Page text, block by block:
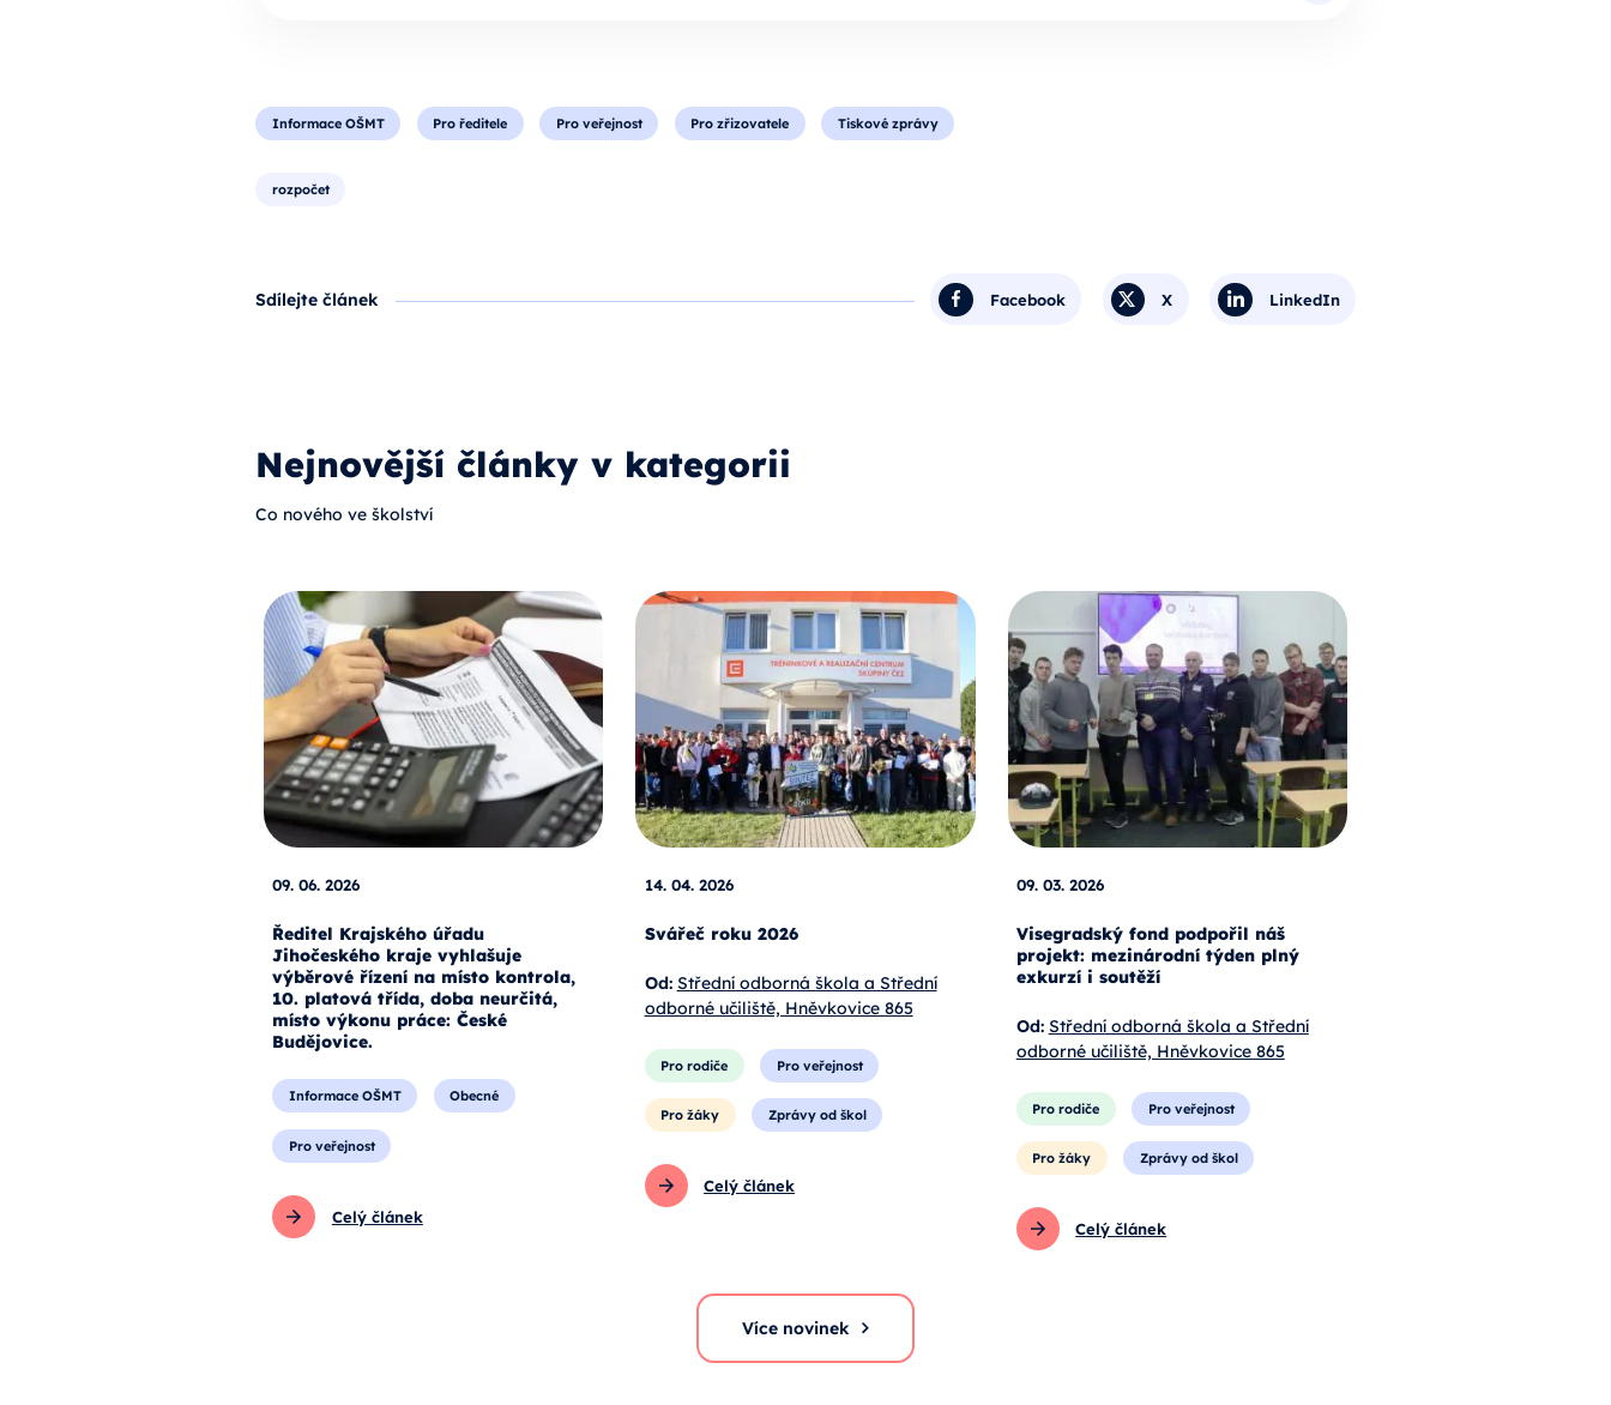
Informace OŠMT Pro ředitele Pro veřejnost Pro zřizovatele Tiskové zprávy
rozpočet
Sdílejte článek Facebook X LinkedIn
Nejnovější články v kategorii
Co nového ve školství
09. 06. 2026
Ředitel Krajského úřadu
Jihočeského kraje vyhlašuje
výběrové řízení na místo kontrola,
10. platová třída, doba neurčitá,
místo výkonu práce: České
Budějovice.
Informace OŠMT Obecné
Pro veřejnost
Celý článek
14. 04. 2026
Svářeč roku 2026
Od: Střední odborná škola a Střední
odborné učiliště, Hněvkovice 865
Pro rodiče Pro veřejnost
Pro žáky Zprávy od škol
Celý článek
09. 03. 2026
Visegradský fond podpořil náš
projekt: mezinárodní týden plný
exkurzí i soutěží
Od: Střední odborná škola a Střední
odborné učiliště, Hněvkovice 865
Pro rodiče Pro veřejnost
Pro žáky Zprávy od škol
Celý článek
Více novinek